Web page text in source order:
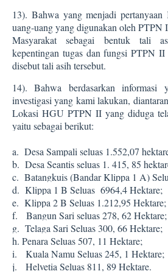
13). Bahwa yang menjadi
uang-uang yang digunakan oleh PTPN
Masyarakat sebagai bentuk tali
kepentingan tugas dan fungsi PTPN
disebut tali asih tersebut.
14). Bahwa berdasarkan
investigasi yang kami lakukan,
Lokasi HGU PTPN II yang diduga
yaitu sebagai berikut:
a. Desa Sampali seluas 1.552,07
b. Desa Seantis seluas 1. 415, 85
c. Batangkuis (Bandar Klippa 1 A)
d. Klippa 1 B Seluas 6964,4 Hektare;
e. Klippa 2 B Seluas 1.212,95 Hektare;
f.
Bangun Sari seluas 278, 62 Hektare;
g. Telaga Sari Seluas 300, 66 Hektare;
h. Penara Seluas 507, 11 Hektare;
i.
Kuala Namu Seluas 245, 1 Hektare;
j.
Helvetia Seluas 811, 89 Hektare.